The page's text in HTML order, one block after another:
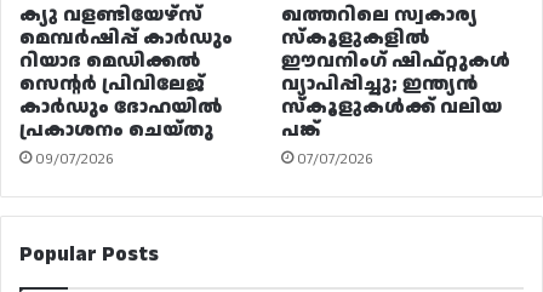
ക്യു വളണ്ടിയേഴ്‌സ്
മെമ്പർഷിപ്പ് കാർഡും
റിയാദ മെഡിക്കൽ
സെന്റർ പ്രിവിലേജ്
കാർഡും ദോഹയിൽ
പ്രകാശനം ചെയ്തു
09/07/2026
ഖത്തറിലെ സ്വകാര്യ
സ്കൂളുകളിൽ
ഈവനിംഗ് ഷിഫ്റ്റുകൾ
വ്യാപിപ്പിച്ചു; ഇന്ത്യൻ
സ്കൂളുകൾക്ക് വലിയ
പങ്ക്
07/07/2026
Popular Posts